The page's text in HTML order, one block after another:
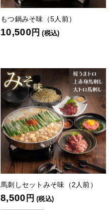
もつ鍋みそ味（5人前）
10,500 円 (税込)
馬刺しセットみそ味（2人前）
8,500 円 (税込)